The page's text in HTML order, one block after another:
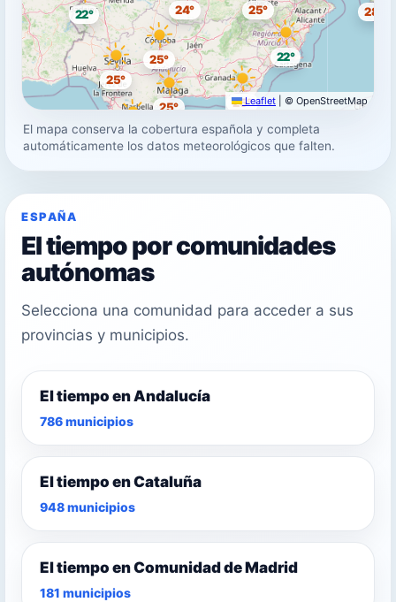
25°
25°
22°
25°
25°
25°
22°
22°
24° 28°
Leaflet © OpenStreetMap
El mapa conserva la cobertura española y completa
automáticamente los datos meteorológicos que falten.
ESPAÑA
El tiempo por comunidades
autónomas
Selecciona una comunidad para acceder a sus
provincias y municipios.
El tiempo en Andalucía
786 municipios
El tiempo en Cataluña
948 municipios
El tiempo en Comunidad de Madrid
181 municipios